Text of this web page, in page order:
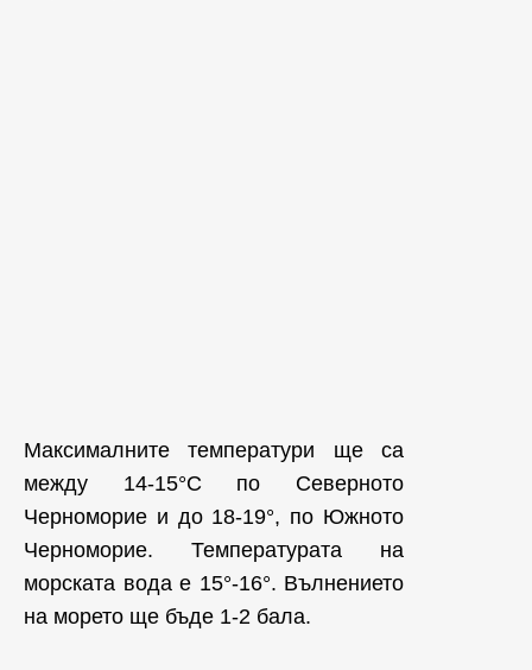
Максималните температури ще са
между 14-15°С по Северното
Черноморие и до 18-19°, по Южното
Черноморие. Температурата на
морската вода е 15°-16°. Вълнението
на морето ще бъде 1-2 бала.